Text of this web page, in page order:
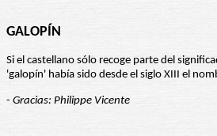
GALOPÍN
Si el castellano sólo recoge parte del
'galopín' había sido desde el siglo XIII el
- Gracias: Philippe Vicente